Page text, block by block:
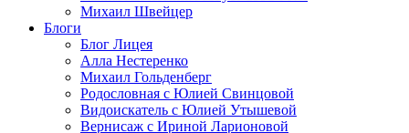
Михаил Швейцер
Блоги
Блог Лицея
Алла Нестеренко
Михаил Гольденберг
Родословная с Юлией Свинцовой
Видоискатель с Юлией Утышевой
Вернисаж с Ириной Ларионовой